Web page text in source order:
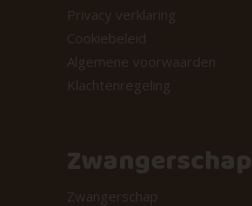
Privacy verklaring
Cookiebeleid
Algemene voorwaarden
Klachtenregeling
Zwangerschap
Zwangerschap